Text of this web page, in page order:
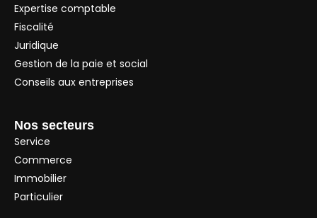
Expertise comptable
Fiscalité
Juridique
Gestion de la paie et social
Conseils aux entreprises
Nos secteurs
Service
Commerce
Immobilier
Particulier